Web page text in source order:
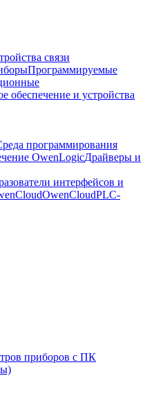
связи
Программируемые
обеспечение и устройства
программирования
OwenLogicДрайверы и
интерфейсов и
OwenCloudPLC-
приборов с ПК